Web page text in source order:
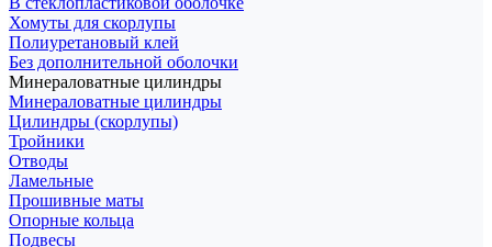
Хомуты для скорлупы
Полиуретановый клей
Без дополнительной оболочки
Минераловатные цилиндры
Минераловатные цилиндры
Цилиндры (скорлупы)
Тройники
Отводы
Ламельные
Прошивные маты
Опорные кольца
Подвесы